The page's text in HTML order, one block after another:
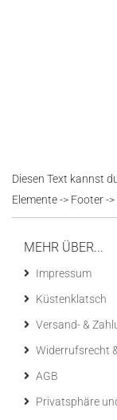
Diesen Text kannst
Elemente -> Footer -
MEHR ÜBER...
Impressum
Küstenklatsch
Versand- &
Widerrufsrecht
AGB
Privatsphäre